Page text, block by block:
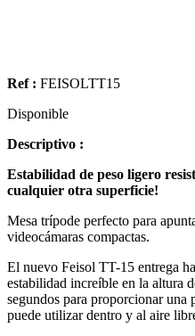
Ref : FEISOLTT15
Disponible
Descriptivo :
Estabilidad de peso ligero
cualquier otra superficie!
Mesa trípode perfecto para
videocámaras compactas.
El nuevo Feisol TT-15 entrega
estabilidad increíble en la altura
segundos para proporcionar una
puede utilizar dentro y al aire